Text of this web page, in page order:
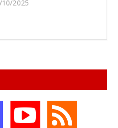
10/2025